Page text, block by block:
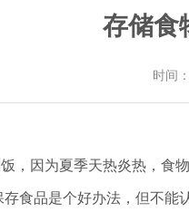
存储食
时间：
因为夏季天热炎热，食
品是个好办法，但不能